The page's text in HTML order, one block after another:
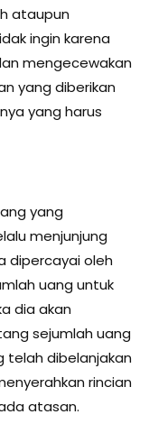
ataupun
ingin karena
mengecewakan
yang diberikan
yang harus
yang
menjunjung
dipercayai oleh
uang untuk
dia akan
sejumlah uang
telah dibelanjakan
rincian
atasan.